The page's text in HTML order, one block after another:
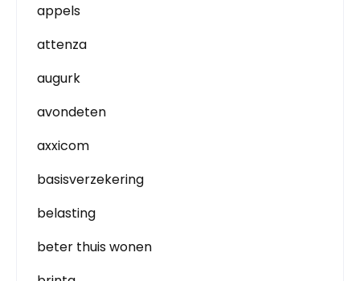
appels
attenza
augurk
avondeten
axxicom
basisverzekering
belasting
beter thuis wonen